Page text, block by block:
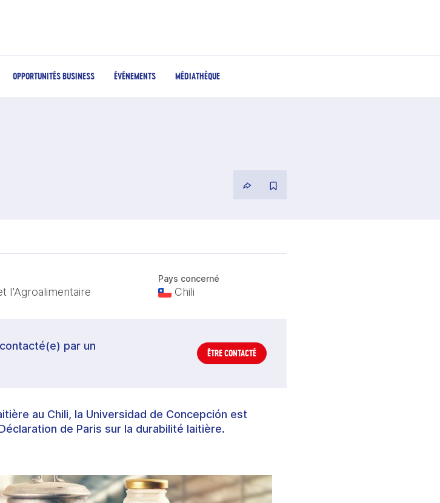
OPPORTUNITÉS BUSINESS ÉVÉNEMENTS MÉDIATHÈQUE
l'Agroalimentaire
Pays concerné
Chili
par un
ÊTRE CONTACTÉ
au Chili, la Universidad de Concepción est
de Paris sur la durabilité laitière.